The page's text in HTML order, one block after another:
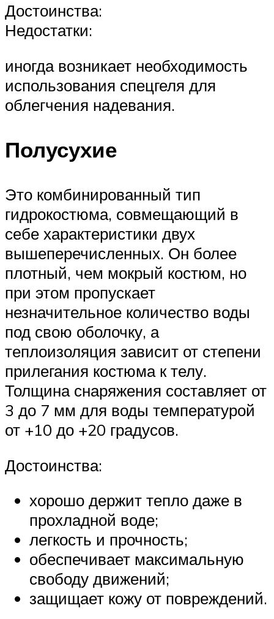
Достоинства:
Недостатки:
иногда возникает необходимость
использования спецгеля для
облегчения надевания.
Полусухие
Это комбинированный тип
гидрокостюма, совмещающий в
себе характеристики двух
вышеперечисленных. Он более
плотный, чем мокрый костюм, но
при этом пропускает
незначительное количество воды
под свою оболочку, а
теплоизоляция зависит от степени
прилегания костюма к телу.
Толщина снаряжения составляет от
3 до 7 мм для воды температурой
от +10 до +20 градусов.
Достоинства:
хорошо держит тепло даже в
прохладной воде;
легкость и прочность;
обеспечивает максимальную
свободу движений;
защищает кожу от повреждений.